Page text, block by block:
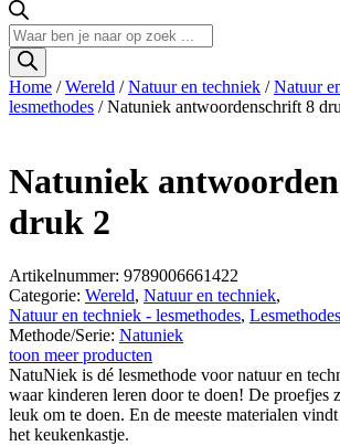
Producten
zoeken
Home /Wereld /Natuur en techniek /Natuur
lesmethodes / Natuniek antwoordenschrift 8
Natuniek
druk 2
Artikelnummer: 9789006661422
Categorie: Wereld, Natuur en techniek,
Natuur en techniek - lesmethodes, Lesmethodes
Methode/Serie: Natuniek
toon meer producten
NatuNiek is dé lesmethode voor natuur en
waar kinderen leren door te doen! De proefjes
leuk om te doen. En de meeste materialen
het keukenkastje.